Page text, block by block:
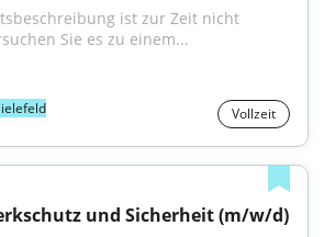
ist zur Zeit nicht
Sie es zu einem...
Vollzeit
und Sicherheit (m/w/d)